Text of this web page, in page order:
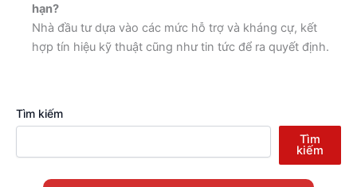
hạn?
Nhà đầu tư dựa vào các mức hỗ trợ và kháng cự, kết
hợp tín hiệu kỹ thuật cũng như tin tức để ra quyết định.
Tìm kiếm
Tìm
kiếm